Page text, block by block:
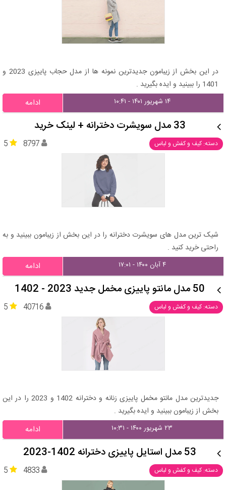
در این بخش از زیبامون جدیدترین نمونه ها از مدل حجاب پاییزی 2023 و
1401 را ببینید و ایده بگیرید .
۱۴ شهریور ۱۴۰۱ - ۱۰:۴۱ ادامه
33 مدل سویشرت دخترانه + لینک خرید
دسته: کیف و کفش و لباس 5 8797
شیک ترین مدل های سویشرت دخترانه را در این بخش از زیبامون ببینید و به
راحتی خرید کنید .
۴ آبان ۱۴۰۰ - ۱۷:۰۱ ادامه
50 مدل مانتو پاییزی مخمل جدید 2023 - 1402
دسته: کیف و کفش و لباس 5 40716
جدیدترین مدل مانتو مخمل پاییزی زنانه و دخترانه 1402 و 2023 را در این
بخش از زیبامون ببینید و ایده بگیرید .
۲۳ شهریور ۱۴۰۰ - ۱۰:۳۱ ادامه
53 مدل استایل پاییزی دخترانه 1402-2023
دسته: کیف و کفش و لباس 5 4833